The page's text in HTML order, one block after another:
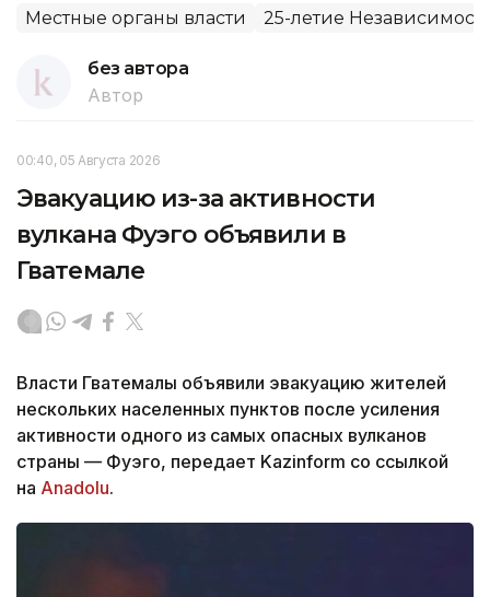
Местные органы власти 25-летие
без автора
Автор
00:40, 05 Августа 2026
Эвакуацию из-за активности
вулкана Фуэго объявили в
Гватемале
Власти Гватемалы объявили эвакуацию жителей
нескольких населенных пунктов после усиления
активности одного из самых опасных вулканов
страны — Фуэго, передает Kazinform со ссылкой
на Anadolu.